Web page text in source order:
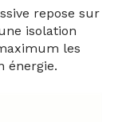
repose sur
isolation
les
énergie.